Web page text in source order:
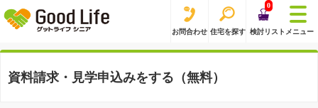
お問合わせ 住宅を探す
0
検討リスト メニュー
資料請求・見学申込みをする（無料）